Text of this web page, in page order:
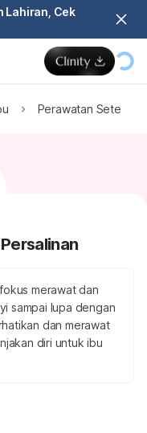
Lahiran, Cek
Perawatan Setelah
merawat dan
sampai lupa dengan
dan merawat
diri untuk ibu